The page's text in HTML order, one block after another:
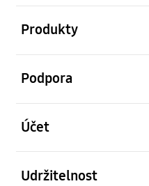
Produkty
Podpora
Účet
Udržitelnost